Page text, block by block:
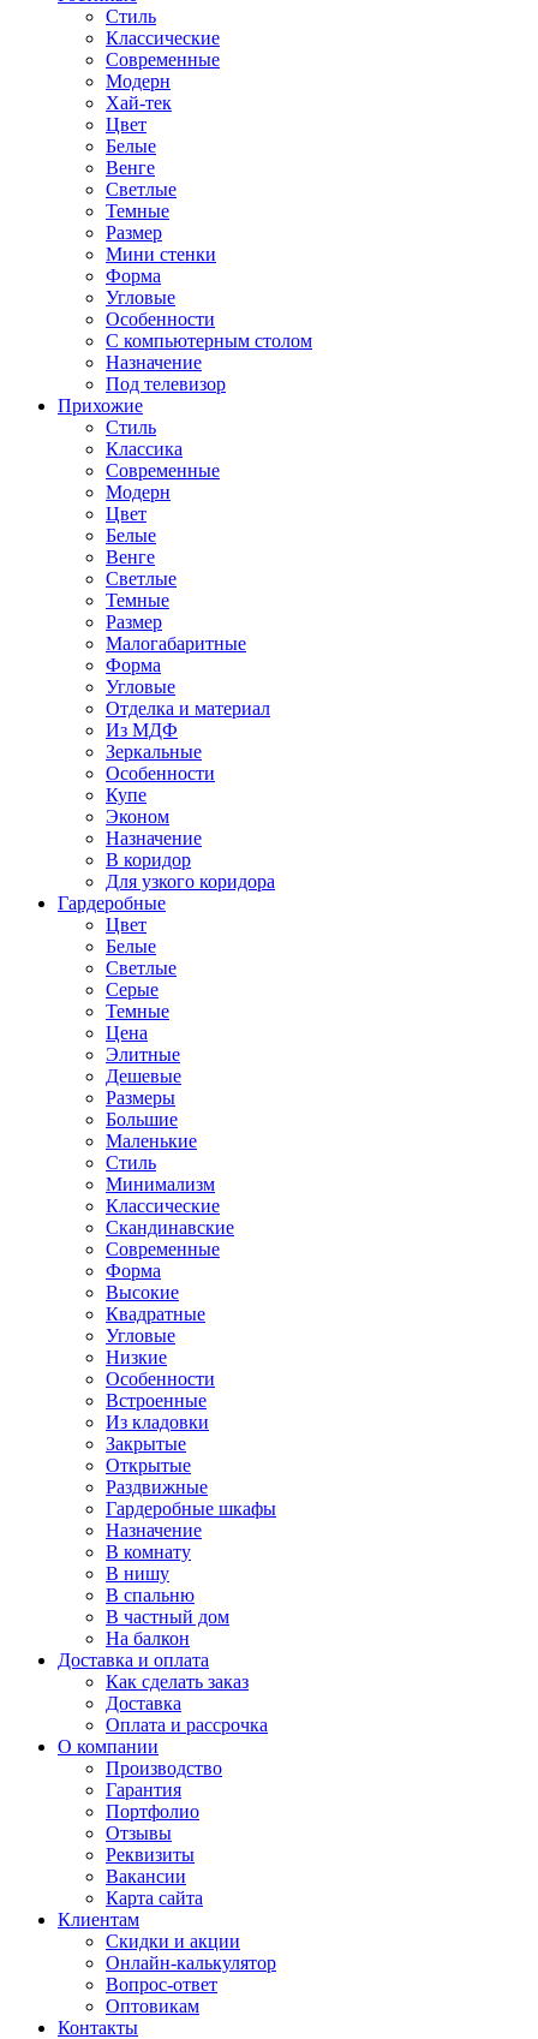
Стиль
Классические
Современные
Модерн
Хай-тек
Цвет
Белые
Венге
Светлые
Темные
Размер
Мини стенки
Форма
Угловые
Особенности
С компьютерным столом
Назначение
Под телевизор
Прихожие
Стиль
Классика
Современные
Модерн
Цвет
Белые
Венге
Светлые
Темные
Размер
Малогабаритные
Форма
Угловые
Отделка и материал
Из МДФ
Зеркальные
Особенности
Купе
Эконом
Назначение
В коридор
Для узкого коридора
Гардеробные
Цвет
Белые
Светлые
Серые
Темные
Цена
Элитные
Дешевые
Размеры
Большие
Маленькие
Стиль
Минимализм
Классические
Скандинавские
Современные
Форма
Высокие
Квадратные
Угловые
Низкие
Особенности
Встроенные
Из кладовки
Закрытые
Открытые
Раздвижные
Гардеробные шкафы
Назначение
В комнату
В нишу
В спальню
В частный дом
На балкон
Доставка и оплата
Как сделать заказ
Доставка
Оплата и рассрочка
О компании
Производство
Гарантия
Портфолио
Отзывы
Реквизиты
Вакансии
Карта сайта
Клиентам
Скидки и акции
Онлайн-калькулятор
Вопрос-ответ
Оптовикам
Контакты